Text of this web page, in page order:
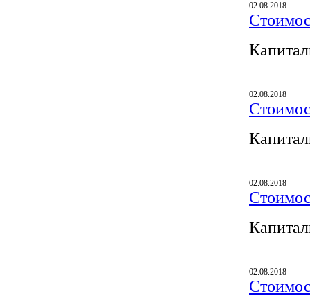
02.08.2018
02.08.2018
02.08.2018
02.08.2018